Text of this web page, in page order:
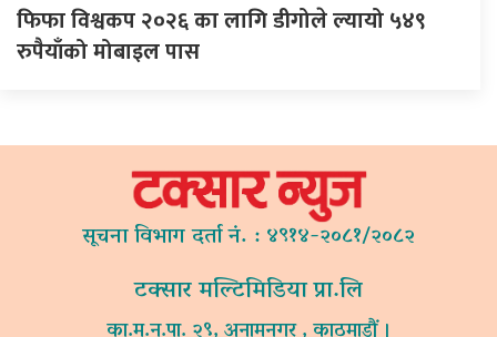
फिफा विश्वकप २०२६ का लागि डीगोले ल्यायो ५४९
रुपैयाँको मोबाइल पास
सूचना विभाग दर्ता नं. : ४९१४-२०८१/२०८२
टक्सार मल्टिमिडिया प्रा.लि